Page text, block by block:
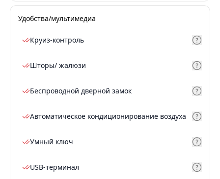
Удобства/мультимедиа
Круиз-контроль
Шторы/ жалюзи
Беспроводной дверной замок
Автоматическое кондиционирование воздуха
Умный ключ
USB-терминал